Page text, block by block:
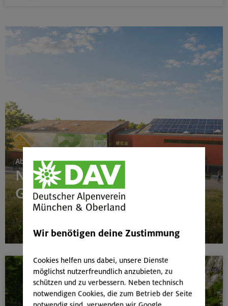
22./23.08.26
Bouldern für Einsteiger indoor
Ab 24. Juni 2026
Neubau Boulderhalle
Gilching
mehr
Wir benötigen deine Zustimmung
Cookies helfen uns dabei, unsere Dienste
möglichst nutzerfreundlich anzubieten, zu
schützen und zu verbessern. Neben technisch
notwendigen Cookies, die zum Betrieb der Seite